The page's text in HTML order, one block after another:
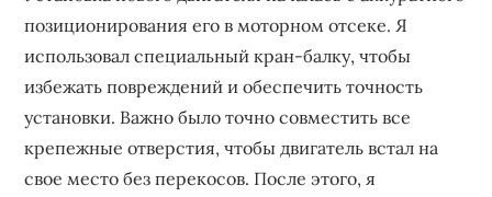
позиционирования его в моторном отсеке. Я
использовал специальный кран-балку, чтобы
избежать повреждений и обеспечить точность
установки. Важно было точно совместить все
крепежные отверстия, чтобы двигатель встал на
свое место без перекосов. После этого, я